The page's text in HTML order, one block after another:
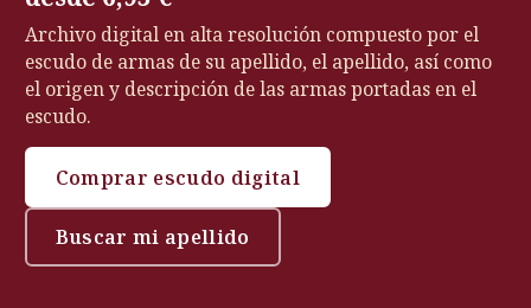
Archivo digital en alta resolución compuesto por el
escudo de armas de su apellido, el apellido, así como
el origen y descripción de las armas portadas en el
escudo.
Comprar escudo digital
Buscar mi apellido